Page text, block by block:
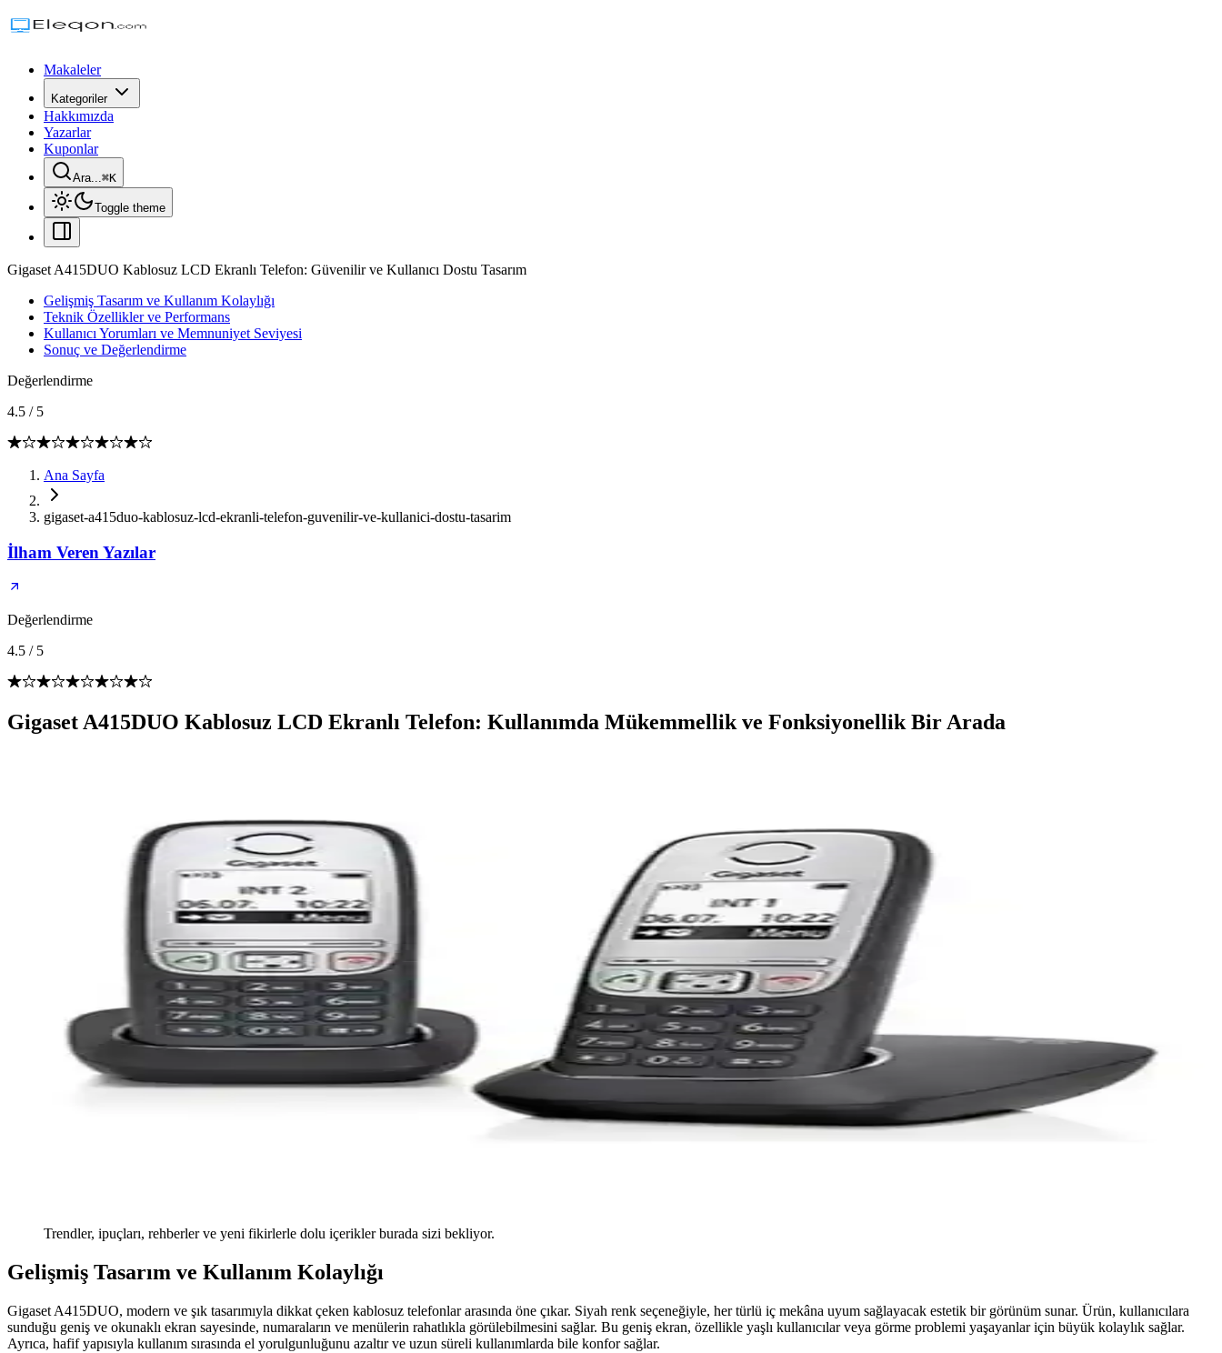
Makaleler
Kategoriler
Hakkımızda
Yazarlar
Kuponlar
Ara...⌘K
Toggle theme
Gigaset A415DUO Kablosuz LCD Ekranlı Telefon: Güvenilir ve Kullanıcı Dostu Tasarım
Gelişmiş Tasarım ve Kullanım Kolaylığı
Teknik Özellikler ve Performans
Kullanıcı Yorumları ve Memnuniyet Seviyesi
Sonuç ve Değerlendirme
Değerlendirme
4.5 / 5
Ana Sayfa
gigaset-a415duo-kablosuz-lcd-ekranli-telefon-guvenilir-ve-kullanici-dostu-tasarim
İlham Veren Yazılar
Değerlendirme
4.5 / 5
Gigaset A415DUO Kablosuz LCD Ekranlı Telefon: Kullanımda Mükemmellik ve Fonksiyonellik Bir Arada
Trendler, ipuçları, rehberler ve yeni fikirlerle dolu içerikler burada sizi bekliyor.
Gelişmiş Tasarım ve Kullanım Kolaylığı
Gigaset A415DUO, modern ve şık tasarımıyla dikkat çeken kablosuz telefonlar arasında öne çıkar. Siyah renk seçeneğiyle, her türlü iç mekâna uyum sağlayacak estetik bir görünüm sunar. Ürün, kullanıcılara
sunduğu geniş ve okunaklı ekran sayesinde, numaraların ve menülerin rahatlıkla görülebilmesini sağlar. Bu geniş ekran, özellikle yaşlı kullanıcılar veya görme problemi yaşayanlar için büyük kolaylık sağlar.
Ayrıca, hafif yapısıyla kullanım sırasında el yorulgunluğunu azaltır ve uzun süreli kullanımlarda bile konfor sağlar.